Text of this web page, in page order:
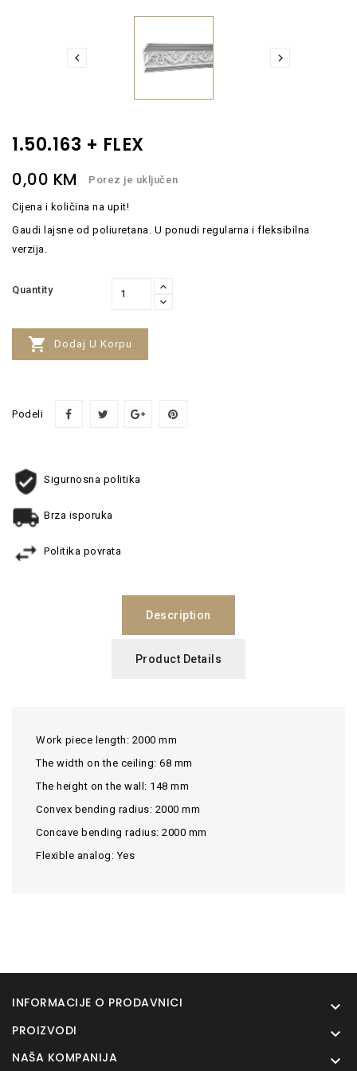
 
1.50.163 + FLEX
0,00 KM Porez je uključen
Cijena i količina na upit!
Gaudi lajsne od poliuretana. U ponudi regularna i fleksibilna
verzija.
Quantity
 Dodaj U Korpu
Podeli
Sigurnosna politika
Brza isporuka
Politika povrata
Description
Product Details
Work piece length: 2000 mm
The width on the ceiling: 68 mm
The height on the wall: 148 mm
Convex bending radius: 2000 mm
Concave bending radius: 2000 mm
Flexible analog: Yes
INFORMACIJE O PRODAVNICI 
PROIZVODI 
NAŠA KOMPANIJA 